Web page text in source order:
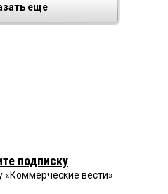
еще
подписку
«Коммерческие вести»